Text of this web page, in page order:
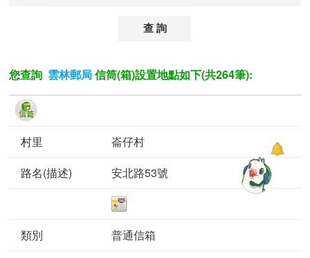
您查詢 雲林郵局 信筒(箱)設置地點如下(共264筆):
崙仔村
安北路53號
普通信箱